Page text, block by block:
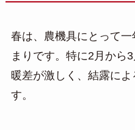
春は、農機具にとって
まりです。特に2月から
暖差が激しく、結露に
す。